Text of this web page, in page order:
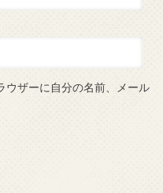
ウザーに自分の名前、メール